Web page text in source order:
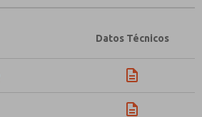
Datos Técnicos